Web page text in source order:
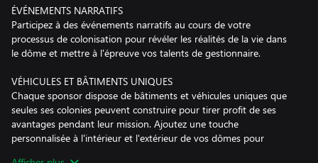
ÉVÉNEMENTS NARRATIFS
Participez à des événements narratifs au cours de votre
processus de colonisation pour révéler les réalités de la vie dans
le dôme et mettre à l'épreuve vos talents de gestionnaire.
VÉHICULES ET BÂTIMENTS UNIQUES
Chaque sponsor dispose de bâtiments et véhicules uniques que
seules ses colonies peuvent construire pour tirer profit de ses
avantages pendant leur mission. Ajoutez une touche
personnalisée à l'intérieur et l'extérieur de vos dômes pour